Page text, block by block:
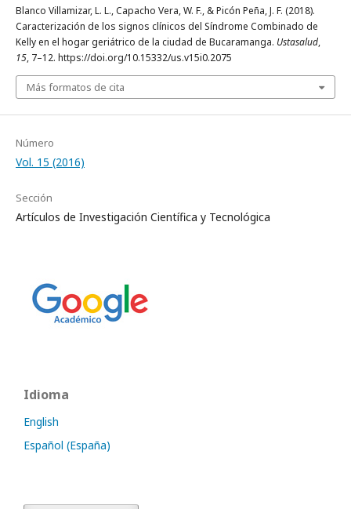
Blanco Villamizar, L. L., Capacho Vera, W. F., & Picón Peña, J. F. (2018).
Caracterización de los signos clínicos del Síndrome Combinado de
Kelly en el hogar geriátrico de la ciudad de Bucaramanga. Ustasalud,
15, 7–12. https://doi.org/10.15332/us.v15i0.2075
Más formatos de cita
Número
Vol. 15 (2016)
Sección
Artículos de Investigación Científica y Tecnológica
Idioma
English
Español (España)